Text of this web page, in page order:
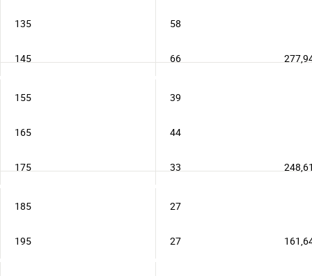
135 58
145 66
155 39
165 44
175 33
185 27
195 27